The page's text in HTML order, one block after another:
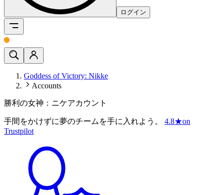
ログイン
Goddess of Victory: Nikke
Accounts
勝利の女神：ニケアカウント
手間をかけずに夢のチームを手に入れよう。 4.8★on
Trustpilot